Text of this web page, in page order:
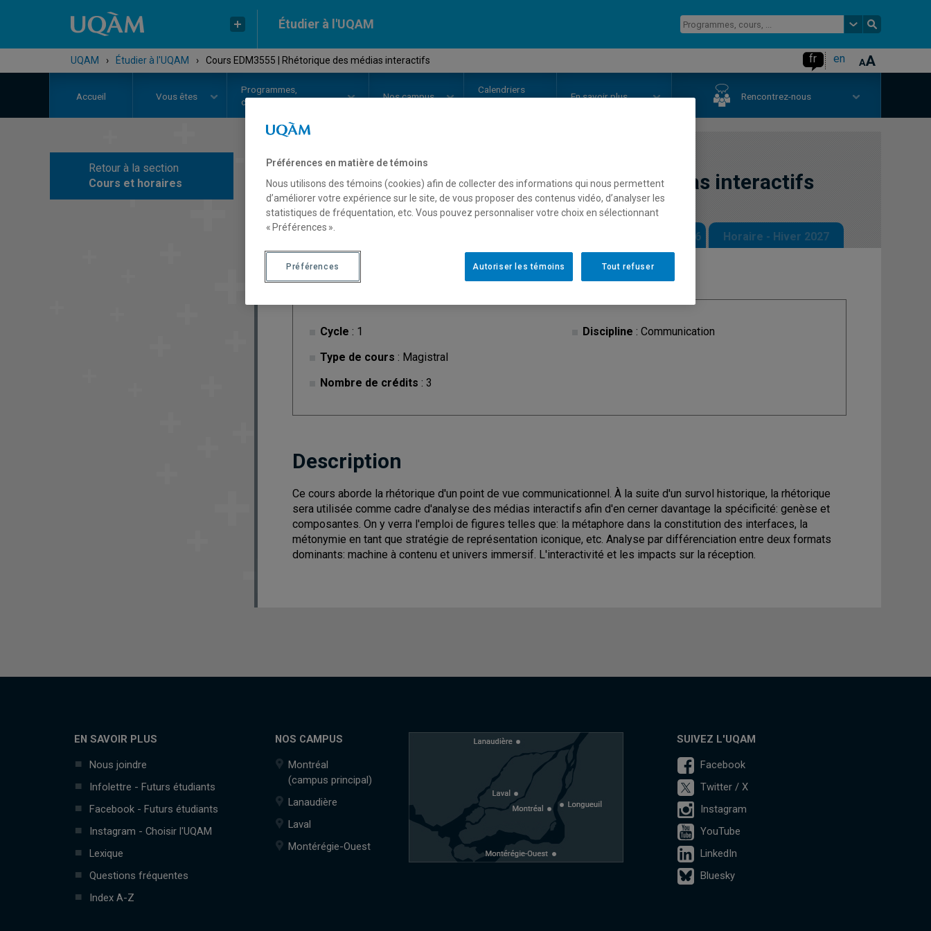
Étudier à l'UQAM
UQAM › Étudier à l'UQAM › Cours EDM3555 | Rhétorique des médias interactifs fr en
Accueil Vous êtes
Programmes,
cours et admission
Noscampus
Calendriers
En savoir plus Rencontrez-nous
Retour à la section
Cours et horaires
COURS// EDM3555-Rhétorique des médias interactifs
Horaire - Automne 2026 Horaire - Hiver 2027
Cycle : 1
Type de cours : Magistral
Nombre de crédits : 3
Discipline : Communication
Description
Ce cours aborde la rhétorique d'un point de vue communicationnel. À la suite d'un survol historique, la rhétorique
sera utilisée comme cadre d'analyse des médias interactifs afin d'en cerner davantage la spécificité: genèse et
composantes. On y verra l'emploi de figures telles que: la métaphore dans la constitution des interfaces, la
métonymie en tant que stratégie de représentation iconique, etc. Analyse par différenciation entre deux formats
dominants: machine à contenu et univers immersif. L'interactivité et les impacts sur la réception.
EN SAVOIR PLUS
Nous joindre
Infolettre - Futurs étudiants
Facebook - Futurs étudiants
Instagram - Choisir l'UQAM
Lexique
Questions fréquentes
Index A-Z
NOS CAMPUS
Montréal
(campus principal)
Lanaudière
Laval
Montérégie-Ouest
SUIVEZ L'UQAM
Facebook
Twitter / X
Instagram
YouTube
LinkedIn
Bluesky
Préférences en matière de témoins
Nous utilisons des témoins (cookies) afin de collecter des informations qui nous permettent
d’améliorer votre expérience sur le site, de vous proposer des contenus vidéo, d’analyser les
statistiques de fréquentation, etc. Vous pouvez personnaliser votre choix en sélectionnant
« Préférences ».
Tout refuser
Autoriser les témoins
Préférences